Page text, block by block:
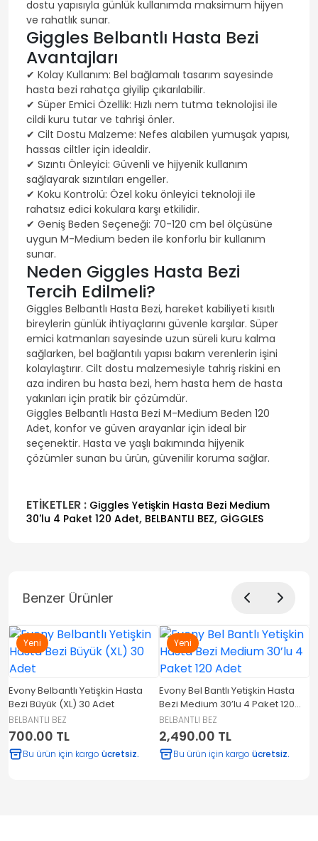
dostu yapısıyla günlük kullanımda maksimum hijyen
ve rahatlık sunar.
Giggles Belbantlı Hasta Bezi
Avantajları
✔ Kolay Kullanım: Bel bağlamalı tasarım sayesinde
hasta bezi rahatça giyilip çıkarılabilir.
✔ Süper Emici Özellik: Hızlı nem tutma teknolojisi ile
cildi kuru tutar ve tahrişi önler.
✔ Cilt Dostu Malzeme: Nefes alabilen yumuşak yapısı,
hassas ciltler için idealdir.
✔ Sızıntı Önleyici: Güvenli ve hijyenik kullanım
sağlayarak sızıntıları engeller.
✔ Koku Kontrolü: Özel koku önleyici teknoloji ile
rahatsız edici kokulara karşı etkilidir.
✔ Geniş Beden Seçeneği: 70-120 cm bel ölçüsüne
uygun M-Medium beden ile konforlu bir kullanım
sunar.
Neden Giggles Hasta Bezi
Tercih Edilmeli?
Giggles Belbantlı Hasta Bezi, hareket kabiliyeti kısıtlı
bireylerin günlük ihtiyaçlarını güvenle karşılar. Süper
emici katmanları sayesinde uzun süreli kuru kalma
sağlarken, bel bağlantılı yapısı bakım verenlerin işini
kolaylaştırır. Cilt dostu malzemesiyle tahriş riskini en
aza indiren bu hasta bezi, hem hasta hem de hasta
yakınları için pratik bir çözümdür.
Giggles Belbantlı Hasta Bezi M-Medium Beden 120
Adet, konfor ve güven arayanlar için ideal bir
seçenektir. Hasta ve yaşlı bakımında hijyenik
çözümler sunan bu ürün, güvenilir koruma sağlar.
ETİKETLER : Giggles Yetişkin Hasta Bezi Medium
30'lu 4 Paket 120 Adet, BELBANTLI BEZ, GİGGLES
Benzer Ürünler
Yeni
Evony Belbantlı Yetişkin Hasta
Bezi Büyük (XL) 30 Adet
BELBANTLI BEZ
700.00 TL
Bu ürün için kargo ücretsiz.
Yeni
Evony Bel Bantlı Yetişkin Hasta
Bezi Medium 30’lu 4 Paket 120
Adet
BELBANTLI BEZ
2,490.00 TL
Bu ürün için kargo ücretsiz.